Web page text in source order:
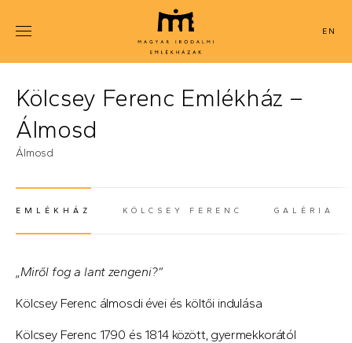
tartalomra
ENGLISH
Kölcsey Ferenc Emlékház –
Álmosd
Álmosd
EMLÉKHÁZ
KÖLCSEY FERENC GALÉRIA
„Miről fog a lant zengeni?”
Kölcsey Ferenc álmosdi évei és költői indulása
Kölcsey Ferenc 1790 és 1814 között, gyermekkorától